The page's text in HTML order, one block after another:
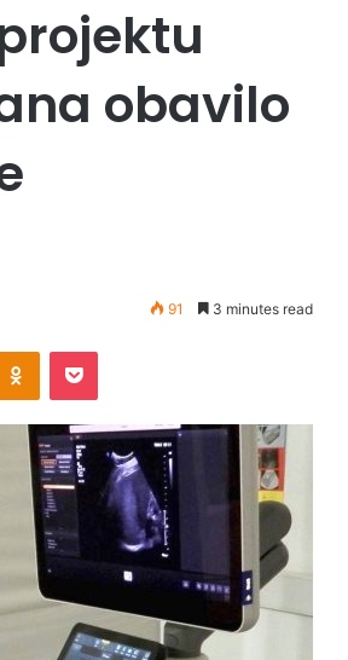
obavilo
91 3 minutes read